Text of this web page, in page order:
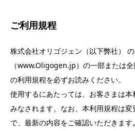
ご利用規程
株式会社オリゴジェン（以下弊社）
（www.Oligogen.jp）の一部または
の利用規程を必ずお読みください。
使用するにあたっては、お客さまは
みなされます。なお、本利用規程は
で、最新の内容をご確認いただきます